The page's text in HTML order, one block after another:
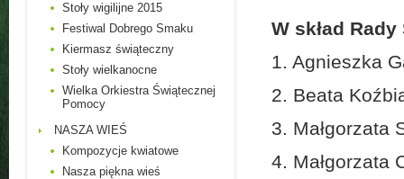
Stoły wigilijne 2015
Festiwal Dobrego Smaku
Kiermasz świąteczny
Stoły wielkanocne
Wielka Orkiestra Świątecznej
Pomocy
NASZA WIEŚ
Kompozycje kwiatowe
Nasza piękna wieś
W skład
1. Agnieszka
2. Beata
3. Małgorzata
4. Małgorzata